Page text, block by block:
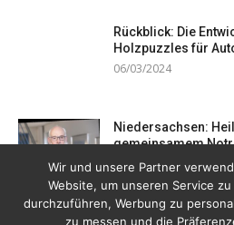
Rückblick: Die
Holzpuzzles für
06/03/2024
Niedersachsen:
gemeinsamem
19/12/2023
Wir und unsere Partner
Website, um unseren Service
durchzuführen, Werbung zu
zu messen und die